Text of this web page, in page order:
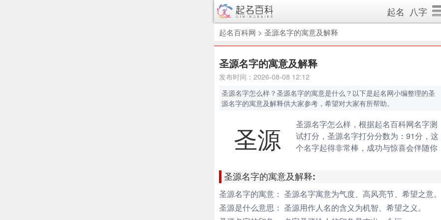
起名 八字
起名百科网 > 圣源名字的寓意及解释
圣源名字的寓意及解释
发布时间：2026-08-08 12:12
圣源名字怎么样？圣源名字的寓意是什么？以下是起名网小编整理的圣
源名字的寓意及解释供大家参考，希望对大家有所帮助。
圣源
圣源名字怎么样，根据起名百科网名字测
试打分，圣源名字打分分数为：91分，这
个名字起得非常棒，成功与惊喜会伴随你
名字，80-90分为很好的名字，70分以下
不好的名字）
圣源名字的寓意及解释:
圣源名字的寓意： 圣源名字寓意为气度、高风亮节、希望之意。
圣源是什么意思： 圣源用作人名的含义为机智、希望之义。